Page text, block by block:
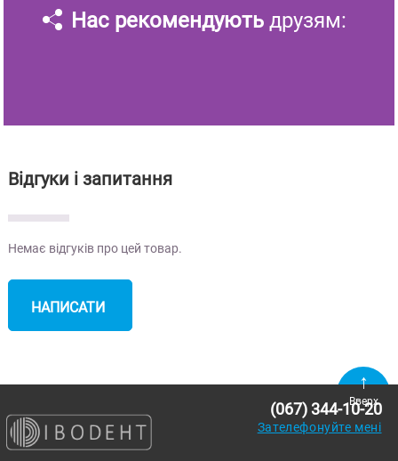
Нас рекомендують друзям:
Відгуки і запитання
Немає відгуків про цей товар.
НАПИСАТИ
Вверх
(067) 344-10-20
Зателефонуйте мені